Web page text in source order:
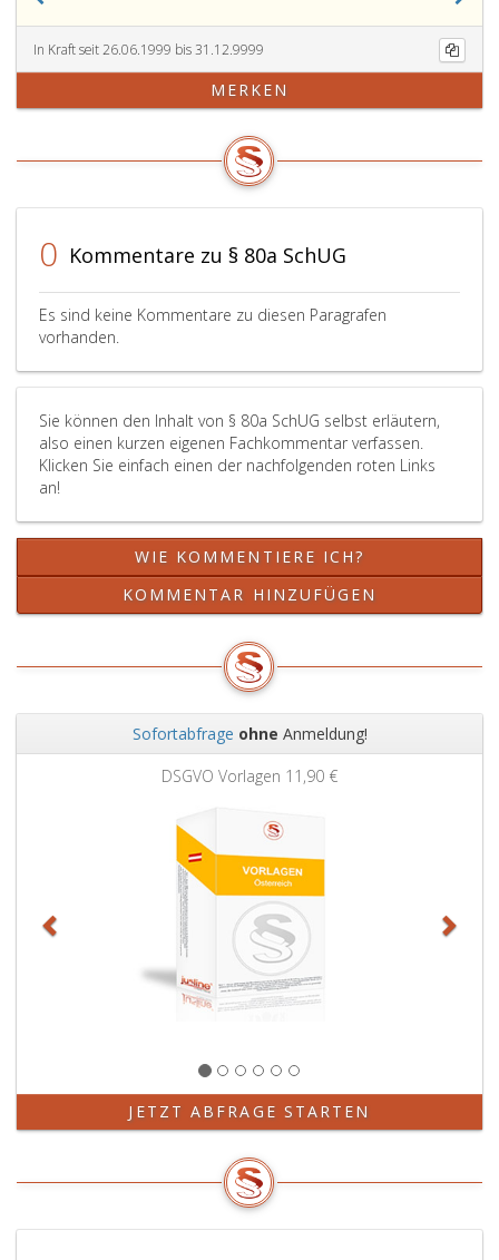
In Kraft seit 26.06.1999 bis 31.12.9999
MERKEN
0 Kommentare zu § 80a SchUG
Es sind keine Kommentare zu diesen Paragrafen
vorhanden.
Sie können den Inhalt von § 80a SchUG selbst erläutern,
also einen kurzen eigenen Fachkommentar verfassen.
Klicken Sie einfach einen der nachfolgenden roten Links
an!
WIE KOMMENTIERE ICH?
KOMMENTAR HINZUFÜGEN
Sofortabfrage ohne Anmeldung!
DSGVO Vorlagen 11,90 €
JETZT ABFRAGE STARTEN